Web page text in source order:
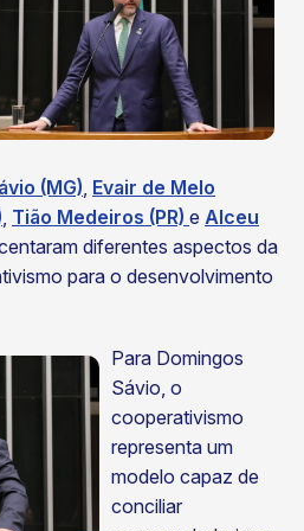
(MG) Evair de Melo
Tião Medeiros (PR) e Alceu
diferentes aspectos da
para o desenvolvimento
Para Domingos
Sávio, o
cooperativismo
representa um
modelo capaz de
conciliar